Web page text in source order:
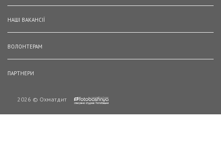
НАШІ ВАКАНСІЇ
ВОЛОНТЕРАМ
ПАРТНЕРИ
2026 © Охматдит